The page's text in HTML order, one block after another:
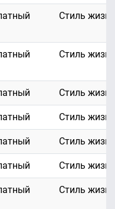
Стиль жизни
Стиль жизни
Стиль жизни
Стиль жизни
Стиль жизни
Стиль жизни
Стиль жизни